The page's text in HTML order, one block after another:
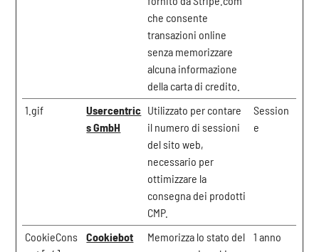
che consente
transazioni online
senza memorizzare
alcuna informazione
della carta di credito.
1.gif
Usercentric
s GmbH
Utilizzato per contare
il numero di sessioni
del sito web,
necessario per
ottimizzare la
consegna dei prodotti
CMP.
Session
e
CookieCons
Cookiebot
Memorizza lo stato del
1 anno